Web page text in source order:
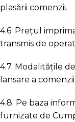
plasării comenzii.
4.6. Prețul
transmis de
4.7. Modalitățile
lansare a comenzii.
4.8. Pe baza
furnizate de